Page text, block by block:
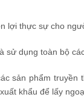
lợi thực sự cho
sử dụng toàn bộ
sản phẩm truyền
khẩu để lấy